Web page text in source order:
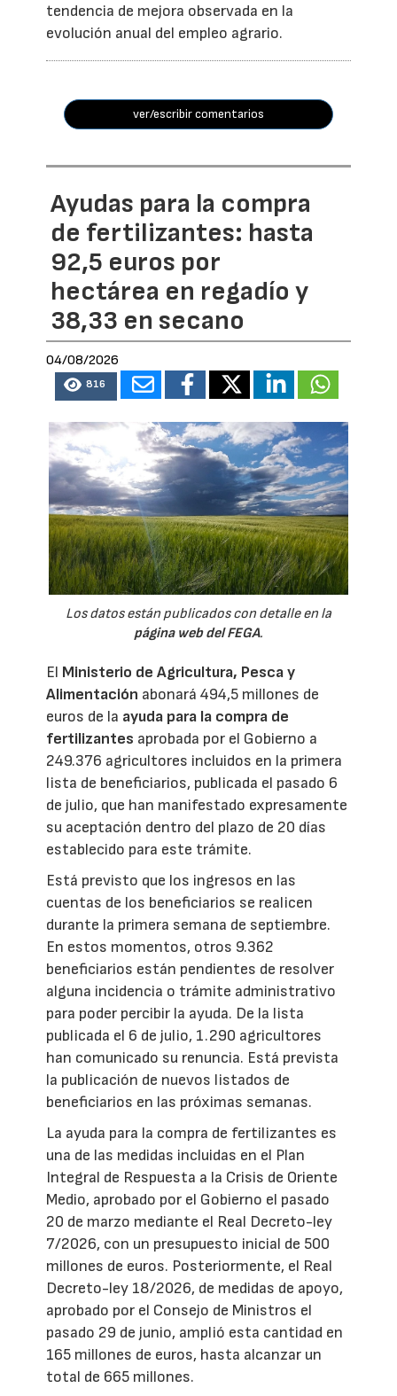
tendencia de mejora observada en la
evolución anual del empleo agrario.
ver/escribir comentarios
Ayudas para la compra
de fertilizantes: hasta
92,5 euros por
hectárea en regadío y
38,33 en secano
04/08/2026
816
Los datos están publicados con detalle en la
página web del FEGA.
El Ministerio de Agricultura, Pesca y
Alimentación abonará 494,5 millones de
euros de la ayuda para la compra de
fertilizantes aprobada por el Gobierno a
249.376 agricultores incluidos en la primera
lista de beneficiarios, publicada el pasado 6
de julio, que han manifestado expresamente
su aceptación dentro del plazo de 20 días
establecido para este trámite.
Está previsto que los ingresos en las
cuentas de los beneficiarios se realicen
durante la primera semana de septiembre.
En estos momentos, otros 9.362
beneficiarios están pendientes de resolver
alguna incidencia o trámite administrativo
para poder percibir la ayuda. De la lista
publicada el 6 de julio, 1.290 agricultores
han comunicado su renuncia. Está prevista
la publicación de nuevos listados de
beneficiarios en las próximas semanas.
La ayuda para la compra de fertilizantes es
una de las medidas incluidas en el Plan
Integral de Respuesta a la Crisis de Oriente
Medio, aprobado por el Gobierno el pasado
20 de marzo mediante el Real Decreto-ley
7/2026, con un presupuesto inicial de 500
millones de euros. Posteriormente, el Real
Decreto-ley 18/2026, de medidas de apoyo,
aprobado por el Consejo de Ministros el
pasado 29 de junio, amplió esta cantidad en
165 millones de euros, hasta alcanzar un
total de 665 millones.